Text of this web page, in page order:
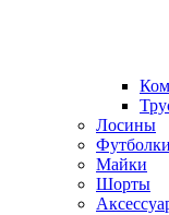
Лосины
Футболки
Майки
Шорты